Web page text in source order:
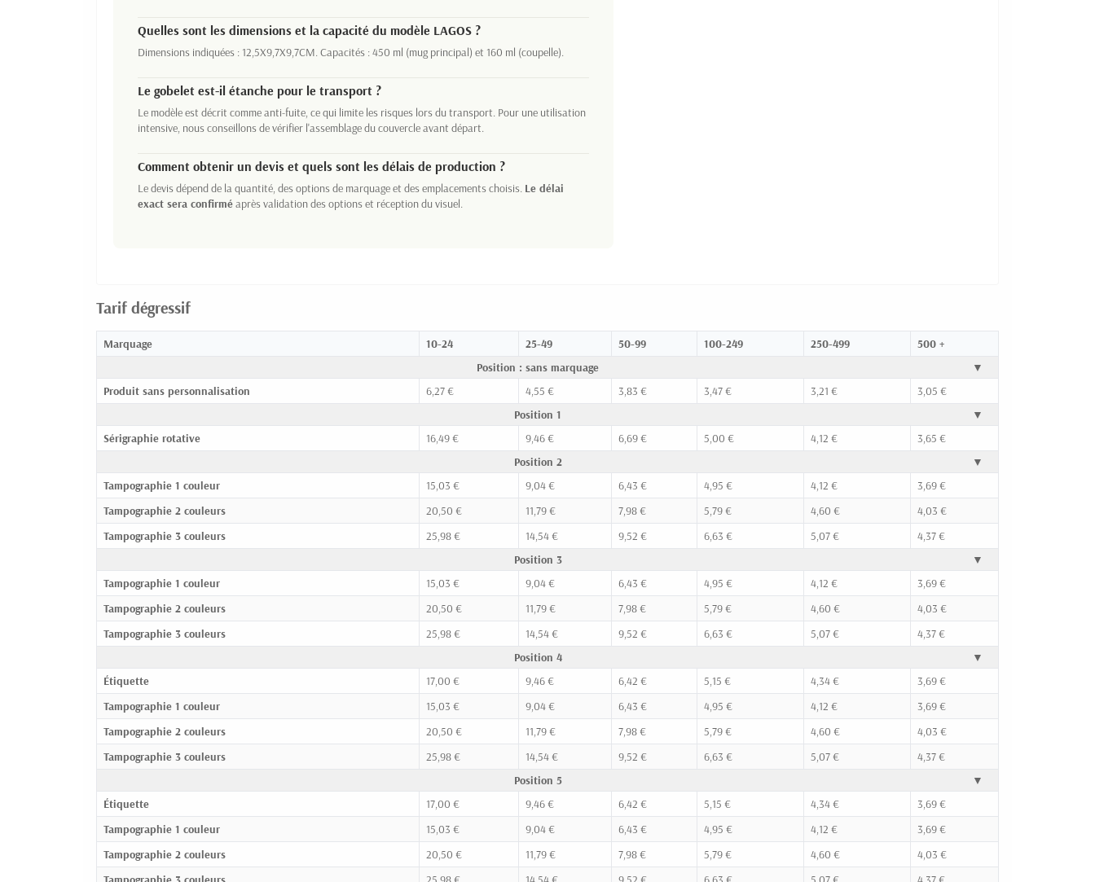
Quelles sont les dimensions et la capacité du modèle LAGOS ?
Dimensions indiquées : 12,5X9,7X9,7CM. Capacités : 450 ml (mug principal) et 160 ml (coupelle).
Le gobelet est-il étanche pour le transport ?
Le modèle est décrit comme anti-fuite, ce qui limite les risques lors du transport. Pour une utilisation
intensive, nous conseillons de vérifier l'assemblage du couvercle avant départ.
Comment obtenir un devis et quels sont les délais de production ?
Le devis dépend de la quantité, des options de marquage et des emplacements choisis. Le délai
exact sera confirméaprès validation des options et réception du visuel.
Tarif dégressif
Marquage 10-24 25-49 50-99 100-249 250-499
500 +
Position : sans marquage
▼
Produit sans personnalisation
6,27 € 4,55 € 3,83 € 3,47 € 3,21 €
3,05 €
Position 1
▼
Sérigraphie rotative
16,49 € 9,46 € 6,69 € 5,00 € 4,12 €
3,65 €
Position 2
▼
Tampographie 1 couleur
15,03 € 9,04 € 6,43 € 4,95 € 4,12 €
3,69 €
Tampographie 2 couleurs
20,50 € 11,79 € 7,98 € 5,79 € 4,60 €
4,03 €
Tampographie 3 couleurs
25,98 € 14,54 € 9,52 € 6,63 € 5,07 €
4,37 €
Position 3
▼
Tampographie 1 couleur
15,03 € 9,04 € 6,43 € 4,95 € 4,12 €
3,69 €
Tampographie 2 couleurs
20,50 € 11,79 € 7,98 € 5,79 € 4,60 €
4,03 €
Tampographie 3 couleurs
25,98 € 14,54 € 9,52 € 6,63 € 5,07 €
4,37 €
Position 4
▼
Étiquette
17,00 € 9,46 € 6,42 € 5,15 € 4,34 €
3,69 €
Tampographie 1 couleur
15,03 € 9,04 € 6,43 € 4,95 € 4,12 €
3,69 €
Tampographie 2 couleurs
20,50 € 11,79 € 7,98 € 5,79 € 4,60 €
4,03 €
Tampographie 3 couleurs
25,98 € 14,54 € 9,52 € 6,63 € 5,07 €
4,37 €
Position 5
▼
Étiquette
17,00 € 9,46 € 6,42 € 5,15 € 4,34 €
3,69 €
Tampographie 1 couleur
15,03 € 9,04 € 6,43 € 4,95 € 4,12 €
3,69 €
Tampographie 2 couleurs
20,50 € 11,79 € 7,98 € 5,79 € 4,60 €
4,03 €